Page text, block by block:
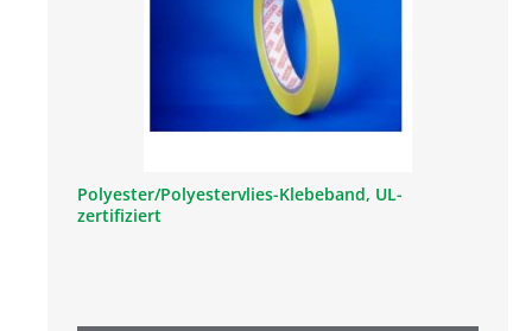
Polyester/Polyestervlies-Klebeband, UL-
zertifiziert